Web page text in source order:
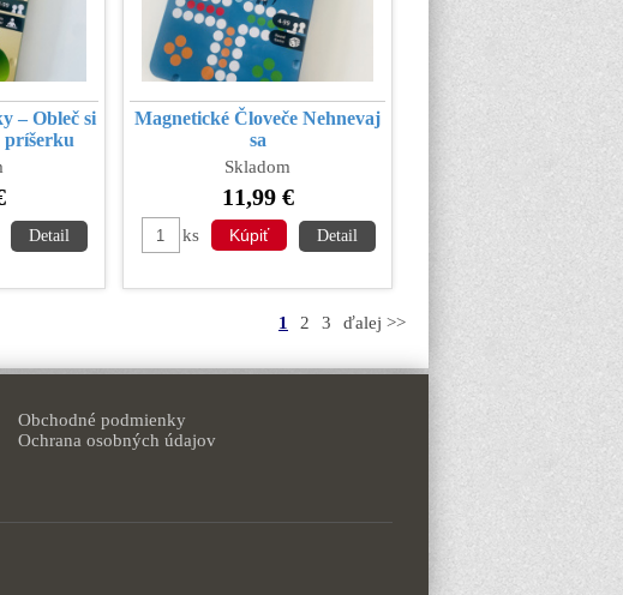
– Obleč si
príšerku
Detail
Magnetické Človeče Nehnevaj
sa
Skladom
11,99 €
ks Detail
1 2 3 ďalej >>
Obchodné podmienky
Ochrana osobných údajov